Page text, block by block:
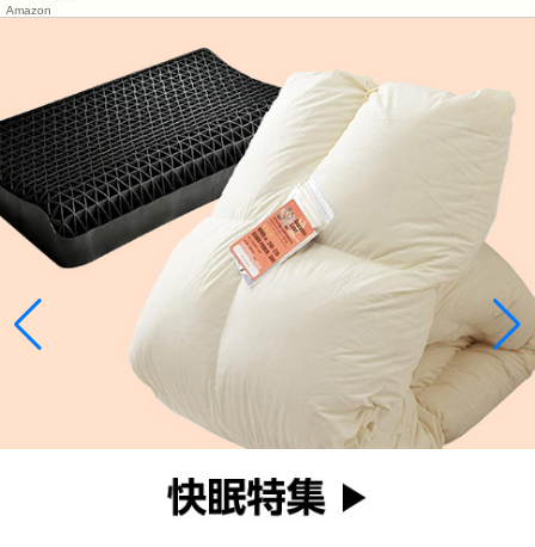
Amazon